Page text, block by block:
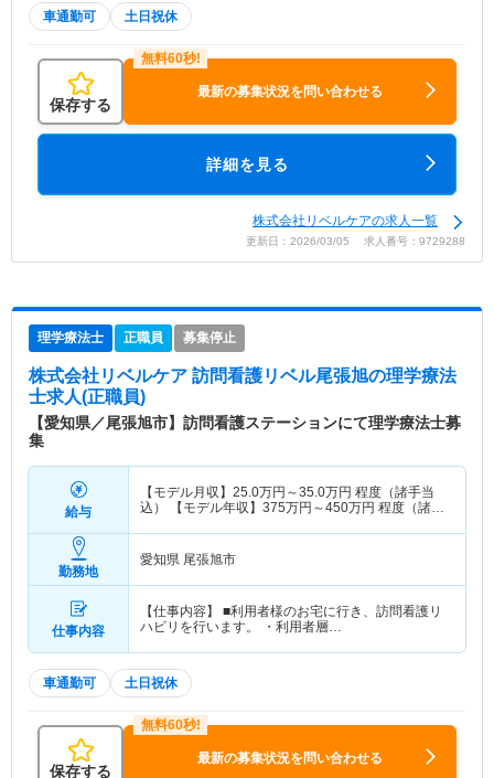
車通勤可 土日祝休
保存する
最新の募集状況を問い合わせる
詳細を見る
株式会社リベルケアの求人一覧
更新日：2026/03/05 求人番号：9729288
理学療法士 正職員 募集停止
株式会社リベルケア 訪問看護リベル尾張旭の理学療法
士求人(正職員)
【愛知県／尾張旭市】訪問看護ステーションにて理学療法士募
集
給与
【モデル月収】 25.0万円～35.0万円 程度（諸手当
込） 【モデル年収】 375万円～450万円 程度（諸手
勤務地
愛知県 尾張旭市
仕事内容
【仕事内容】 ■利用者様のお宅に行き、訪問看護リ
ハビリを行います。 ・利用者層…
車通勤可 土日祝休
保存する
最新の募集状況を問い合わせる